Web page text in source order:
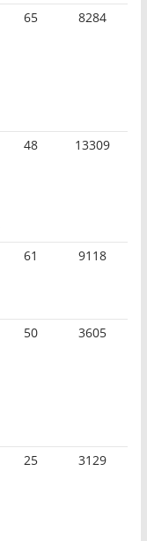
65 8284
48 13309
61 9118
50 3605
25 3129